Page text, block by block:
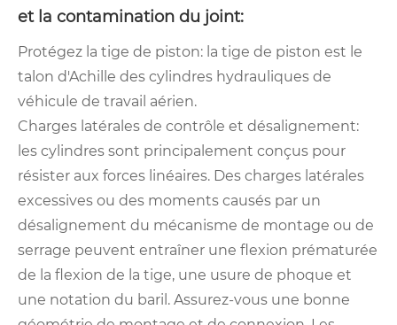
et la contamination du joint:
Protégez la tige de piston: la tige de piston est le
talon d'Achille des cylindres hydrauliques de
véhicule de travail aérien.
Charges latérales de contrôle et désalignement:
les cylindres sont principalement conçus pour
résister aux forces linéaires. Des charges latérales
excessives ou des moments causés par un
désalignement du mécanisme de montage ou de
serrage peuvent entraîner une flexion prématurée
de la flexion de la tige, une usure de phoque et
une notation du baril. Assurez-vous une bonne